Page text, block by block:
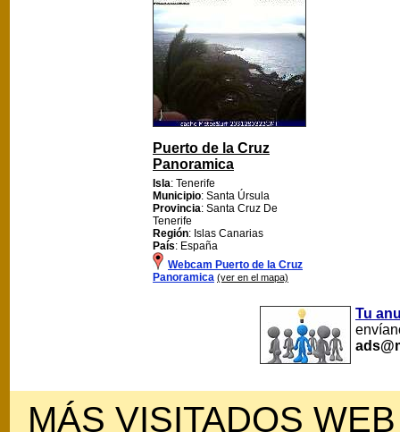
Puerto de la Cruz
Panoramica
Isla: Tenerife
Municipio: Santa Úrsula
Provincia: Santa Cruz De
Tenerife
Región: Islas Canarias
País: España
Webcam Puerto de la Cruz
Panoramica (ver en el mapa)
Tu
MÁS VISITADOS